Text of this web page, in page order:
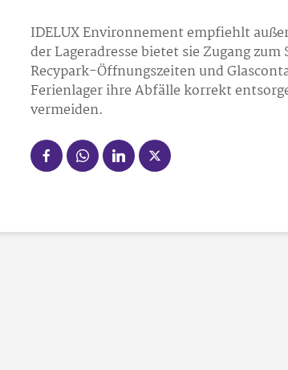
IDELUX Environnement empfiehlt
der Lageradresse bietet sie Zugang
Recypark-Öffnungszeiten und
Ferienlager ihre Abfälle korrekt
vermeiden.